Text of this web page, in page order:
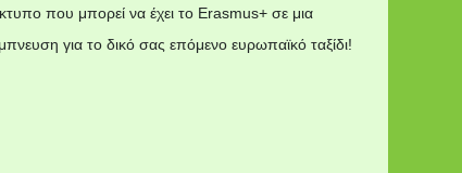
που μπορεί να έχει το Erasmus+ σε μια
για το δικό σας επόμενο ευρωπαϊκό ταξίδι!